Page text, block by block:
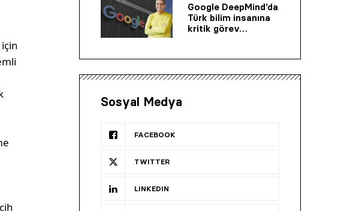
Google DeepMind’da
Türk bilim insanına
kritik görev…
Sosyal Medya
FACEBOOK
TWITTER
LINKEDIN